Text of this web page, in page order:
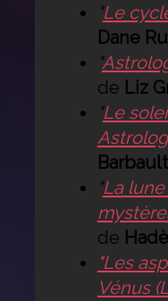
"Le
Dane
"
de Liz
"Le
Barbault
"La
de
"Les
Vénus